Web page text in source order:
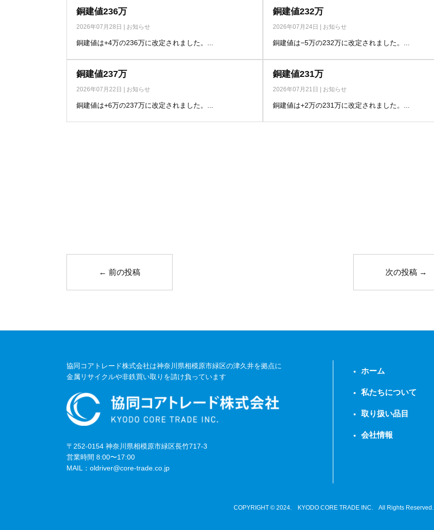
銅建値236万
2026年07月28日 お知らせ
銅建値は+4万の236万に改定されました。...
銅建値237万
2026年07月22日 お知らせ
銅建値は+6万の237万に改定されました。...
銅建値232万
2026年07月24日 お知らせ
銅建値は−5万の232万に改定されました。...
銅建値231万
2026年07月21日 お知らせ
銅建値は+2万の231万に改定されました。...
←前の投稿 次の投稿 →
協同コアトレード株式会社は神奈川県相模原市緑区の津久井を拠点に
金属リサイクルや非鉄買い取りを請け負っています
〒252-0154 神奈川県相模原市緑区長竹717-3
営業時間 8:00〜17:00
MAIL：oldriver@core-trade.co.jp
ホーム
私たちについて
取り扱い品目
会社情報
COPYRIGHT © 2024. KYODO CORE TRADE INC. All Rights Reserved.